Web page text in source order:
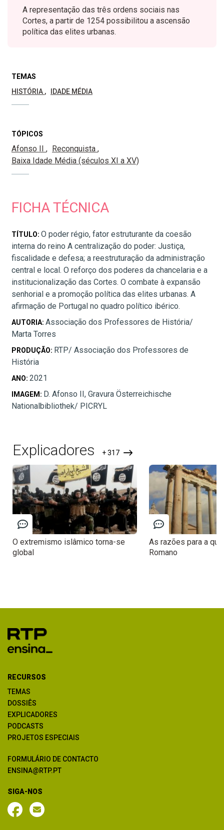
A representação das três ordens sociais nas
Cortes, a partir de 1254 possibilitou a ascensão
política das elites urbanas.
TEMAS
HISTÓRIA
IDADE MÉDIA
TÓPICOS
Afonso II
Reconquista
Baixa Idade Média (séculos XI a XV)
FICHA TÉCNICA
TÍTULO: O poder régio, fator estruturante da coesão
interna do reino A centralização do poder: Justiça,
fiscalidade e defesa; a reestruturação da administração
central e local. O reforço dos poderes da chancelaria e a
institucionalização das Cortes. O combate à expansão
senhorial e a promoção política das elites urbanas. A
afirmação de Portugal no quadro político ibérico.
AUTORIA: Associação dos Professores de História/
Marta Torres
PRODUÇÃO: RTP/ Associação dos Professores de
História
ANO: 2021
IMAGEM: D. Afonso II, Gravura Österreichische
Nationalbibliothek/ PICRYL
Explicadores + 317
O extremismo islâmico torna-se
global
As razões para a
Romano
RECURSOS
TEMAS
DOSSIÊS
EXPLICADORES
PODCASTS
PROJETOS ESPECIAIS
FORMULÁRIO DE CONTACTO
ENSINA@RTP.PT
SIGA-NOS